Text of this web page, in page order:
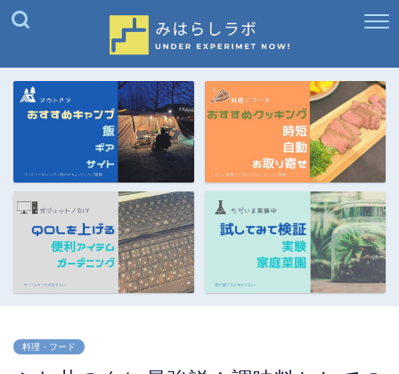
料理・フード